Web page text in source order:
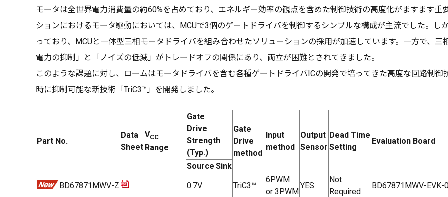
モータは全世界電力消費量の約60%を占めており、エネルギー効率の観点を含めた制御技術の高度化がますます重
ションにおけるモータ駆動においては、MCUで3個のゲートドライバを制御するシンプルな構成が主流でした。し
っており、MCUと一体型三相モータドライバを組み合わせたソリューションの採用が加速しています。一方で、
電力の抑制」と「ノイズの低減」がトレードオフの関係にあり、両立が困難とされてきました。
このような課題に対し、ロームはモータドライバを含む各種ゲートドライバICの開発で培ってきた高度な回路制
時に抑制可能な新技術「TriC3™」を開発しました。
Part No.
Data
Sheet
VCC
Range
Gate
Drive
Strength
(Typ.)
Gate
Drive
method
Input
method
Output
Sensor
Dead Time
Setting
Evaluation Board
Source Sink
BD67871MWV-Z 0.7V TriC3™
6PWM
or 3PWM
YES
Not
Required
BD67871MWV-EVK-